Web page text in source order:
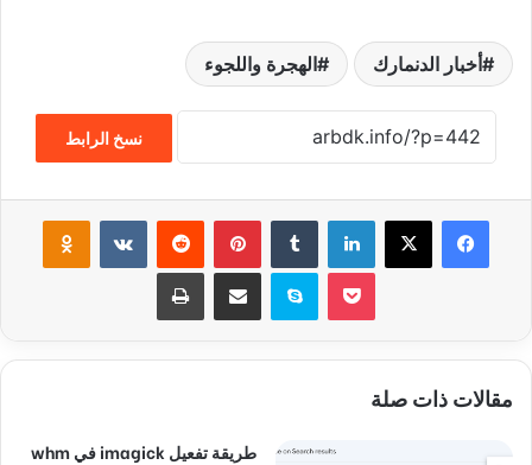
أخبار الدنمارك الهجرة واللجوء
نسخ الرابط
فيسبوك لينكدإن بينتيريست
سكايب
مقالات ذات صلة
طريقة تفعيل imagick في whm